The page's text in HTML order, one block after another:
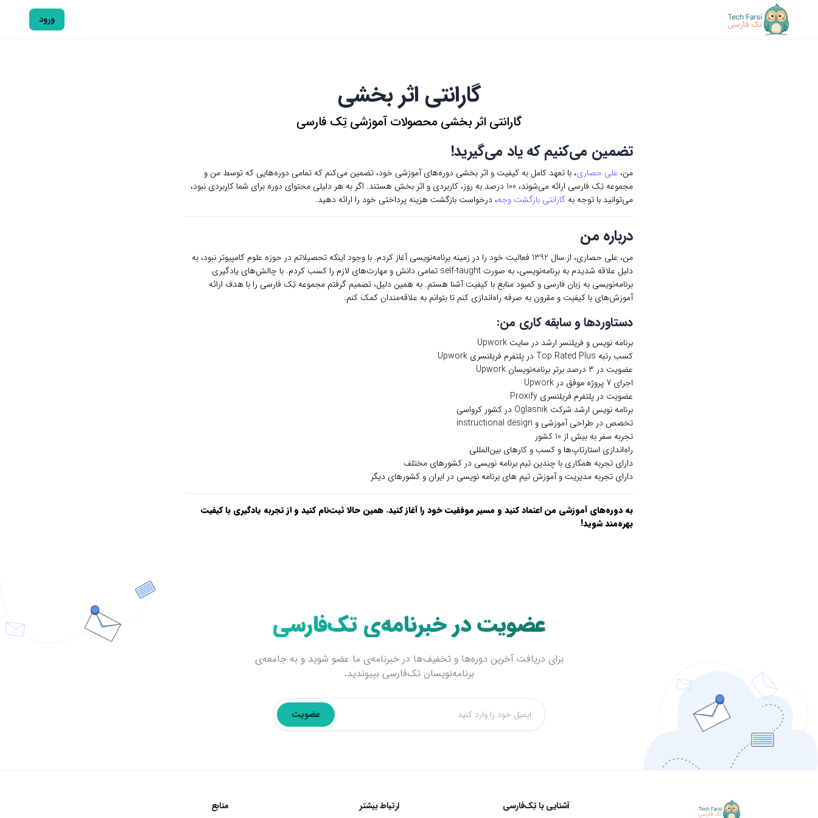
ورود
گارانتی اثر بخشی
گارانتی اثر بخشی محصولات آموزشی تِک فارسی
تضمین می‌کنیم که یاد می‌گیرید!
من، علی حصاری، با تعهد کامل به کیفیت و اثر بخشی دوره‌های آموزشی خود، تضمین می‌کنم که تمامی دوره‌هایی که توسط من و
مجموعه تِک فارسی ارائه می‌شوند، 100 درصد به روز، کاربردی و اثر بخش هستند. اگر به هر دلیلی محتوای دوره برای شما کاربردی نبود،
می‌توانید با توجه به گارانتی بازگشت وجه، درخواست بازگشت هزینه پرداختی خود را ارائه دهید.
درباره من
من، علی حصاری، از سال 1392 فعالیت خود را در زمینه برنامه‌نویسی آغاز کردم. با وجود اینکه تحصیلاتم در حوزه علوم کامپیوتر نبود، به
دلیل علاقه شدیدم به برنامه‌نویسی، به صورت self-taught تمامی دانش و مهارت‌های لازم را کسب کردم. با چالش‌های یادگیری
برنامه‌نویسی به زبان فارسی و کمبود منابع با کیفیت آشنا هستم. به همین دلیل، تصمیم گرفتم مجموعه تِک فارسی را با هدف ارائه
آموزش‌های با کیفیت و مقرون به صرفه راه‌اندازی کنم تا بتوانم به علاقه‌مندان کمک کنم.
دستاوردها و سابقه کاری من:
برنامه نویس و فریلنسر ارشد در سایت Upwork
کسب رتبه Top Rated Plus در پلتفرم فریلنسری Upwork
عضویت در 3 درصد برتر برنامه‌نویسان Upwork
اجرای 7 پروژه موفق در Upwork
عضویت در پلتفرم فریلنسری Proxify
برنامه نویس ارشد شرکت Oglasnik در کشور کرواسی
تخصص در طراحی آموزشی و instructional design
تجربه سفر به بیش از 10 کشور
راه‌اندازی استارتاپ‌ها و کسب و کارهای بین‌المللی
دارای تجربه همکاری با چندین تیم برنامه نویسی در کشورهای مختلف
دارای تجربه مدیریت و آموزش تیم های برنامه نویسی در ایران و کشورهای دیگر
به دوره‌های آموزشی من اعتماد کنید و مسیر موفقیت خود را آغاز کنید. همین حالا ثبت‌نام کنید و از تجربه یادگیری با کیفیت
بهره‌مند شوید!
عضویت در خبرنامه‌ی تک‌فارسی
برای دریافت آخرین دوره‌ها و تخفیف‌ها در خبرنامه‌ی ما عضو شوید و به جامعه‌ی
برنامه‌نویسان تک‌فارسی بپیوندید.
ایمیل عضویت
آشنایی با تِک‌فارسی ارتباط بیشتر منابع